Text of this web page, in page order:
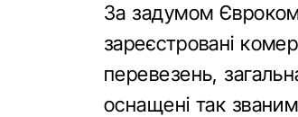
За задумом
зареєстровані
перевезень,
оснащені так